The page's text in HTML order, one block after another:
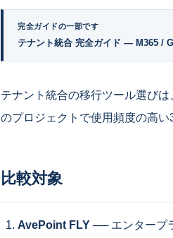
完全ガイドの一部です
テナント統合 完全ガイド ― M365 /
テナント統合の移行ツール選び
のプロジェクトで使用頻度の高い
比較対象
AvePoint FLY ── エンタープ